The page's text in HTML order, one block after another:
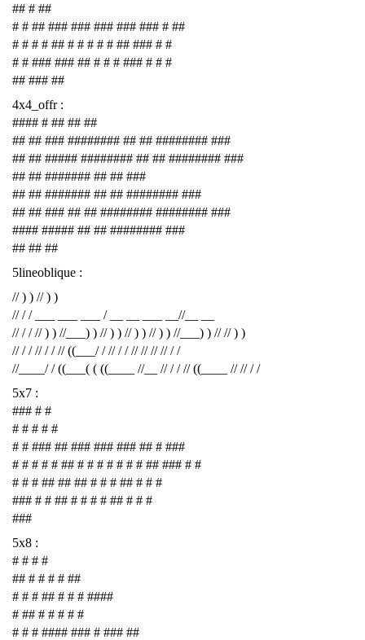
## # ##
# # ## ### ### ### ### ### # ##
# # # # ## # # # # # ## ### # #
# # ### ### ## # # # ### # # #
## ### ##
4x4_offr :
#### # ## ## ##
## ## ### ######## ## ## ######## ###
## ## ##### ######## ## ## ######## ###
## ## ####### ## ## ###
## ## ####### ## ## ######## ###
## ## ### ## ## ######## ######## ###
#### ##### ## ## ######## ###
## ## ##
5lineoblique :
// ) ) // ) )
// / / ___ ___ ___ / __ __ ___ __//__ __
// / / // ) ) //___) ) // ) ) // ) ) // ) ) //___) ) // // ) )
// / / // / / // ((___/ / // / / // // // // / /
//____/ / ((___( ( ((____ //__ // / / // ((____ // // / /
5x7 :
### # #
# # # # #
# # ### ## ### ### ### ## # ###
# # # # # ## # # # # # # # ## ### # #
# # # ## ## ## # # # ## # # #
### # # ## # # # # ## # # #
###
5x8 :
# # # #
## # # # # ##
# # # ## # # # ####
# ## # # # # #
# # # #### ### # ### ##